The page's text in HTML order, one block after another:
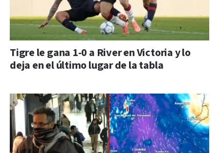
Tigre le gana 1-0 a River en Victoria y lo
deja en el último lugar de la tabla